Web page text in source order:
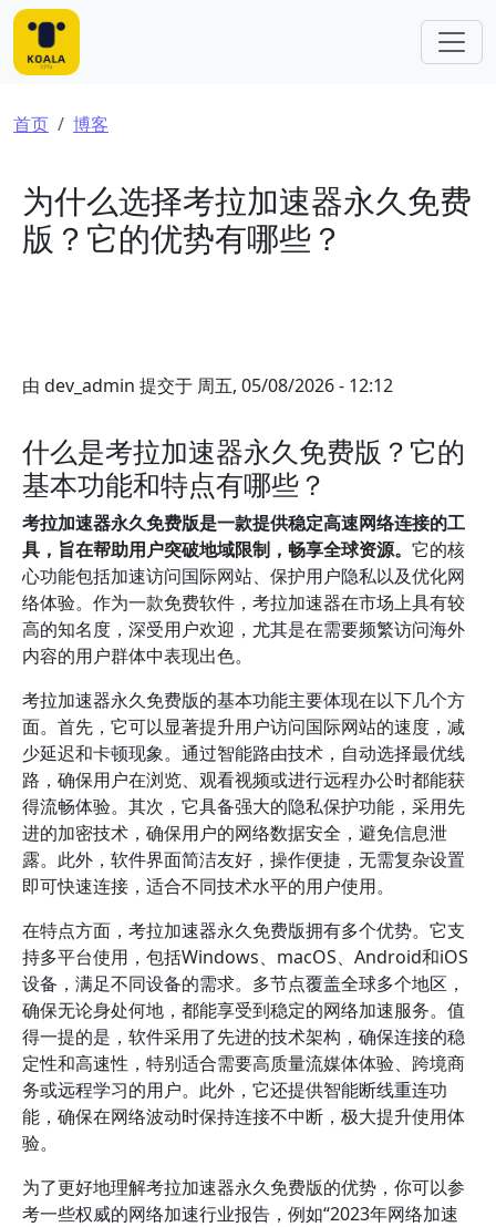
跳转到主要内容
面包屑
首页 博客
为什么选择考拉加速器永久免费
版？它的优势有哪些？
由 dev_admin 提交于 周五, 05/08/2026 - 12:12
什么是考拉加速器永久免费版？它的
基本功能和特点有哪些？
考拉加速器永久免费版是一款提供稳定高速网络连接的工
具，旨在帮助用户突破地域限制，畅享全球资源。 它的核
心功能包括加速访问国际网站、保护用户隐私以及优化网
络体验。作为一款免费软件，考拉加速器在市场上具有较
高的知名度，深受用户欢迎，尤其是在需要频繁访问海外
内容的用户群体中表现出色。
考拉加速器永久免费版的基本功能主要体现在以下几个方
面。首先，它可以显著提升用户访问国际网站的速度，减
少延迟和卡顿现象。通过智能路由技术，自动选择最优线
路，确保用户在浏览、观看视频或进行远程办公时都能获
得流畅体验。其次，它具备强大的隐私保护功能，采用先
进的加密技术，确保用户的网络数据安全，避免信息泄
露。此外，软件界面简洁友好，操作便捷，无需复杂设置
即可快速连接，适合不同技术水平的用户使用。
在特点方面，考拉加速器永久免费版拥有多个优势。它支
持多平台使用，包括Windows、macOS、Android和iOS
设备，满足不同设备的需求。多节点覆盖全球多个地区，
确保无论身处何地，都能享受到稳定的网络加速服务。值
得一提的是，软件采用了先进的技术架构，确保连接的稳
定性和高速性，特别适合需要高质量流媒体体验、跨境商
务或远程学习的用户。此外，它还提供智能断线重连功
能，确保在网络波动时保持连接不中断，极大提升使用体
验。
为了更好地理解考拉加速器永久免费版的优势，你可以参
考一些权威的网络加速行业报告，例如“2023年网络加速